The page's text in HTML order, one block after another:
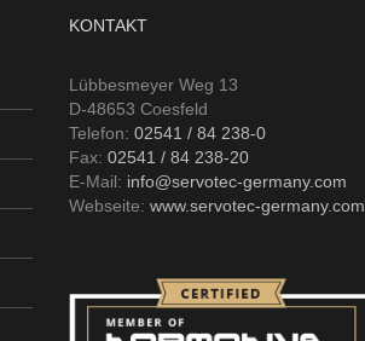
KONTAKT
Lübbesmeyer Weg 13
D-48653 Coesfeld
Telefon: 02541 / 84 238-0
Fax: 02541 / 84 238-20
E-Mail: info@servotec-germany.com
Webseite: www.servotec-germany.com